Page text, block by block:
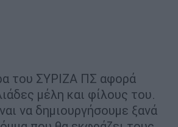
του ΣΥΡΙΖΑ ΠΣ αφορά
μέλη και φίλους του.
να δημιουργήσουμε ξανά